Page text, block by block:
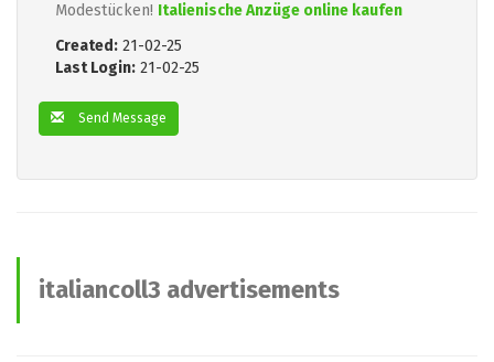
Modestücken! Italienische Anzüge online kaufen
Created: 21-02-25
Last Login: 21-02-25
Send Message
italiancoll3 advertisements